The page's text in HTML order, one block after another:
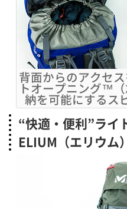
背面からのアクセ
トオープニング™
納を可能にするス
“快適・便利”ライ
ELIUM（エリウム